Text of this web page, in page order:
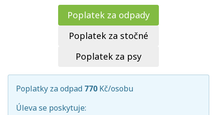
Poplatek za odpady
Poplatek za stočné
Poplatek za psy
Poplatky za odpad 770 Kč/osobu
Úleva se poskytuje: